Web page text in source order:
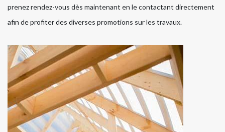
prenez rendez-vous dès maintenant en le contactant directement
afin de profiter des diverses promotions sur les travaux.